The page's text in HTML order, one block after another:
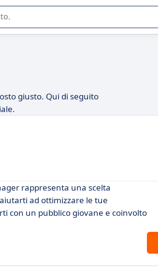
vostra azienda.
giusto. Qui di seguito
rappresenta una scelta
ad ottimizzare le tue
con un pubblico giovane e coinvolto